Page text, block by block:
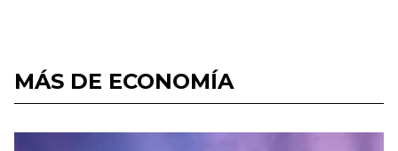
MÁS DE ECONOMÍA